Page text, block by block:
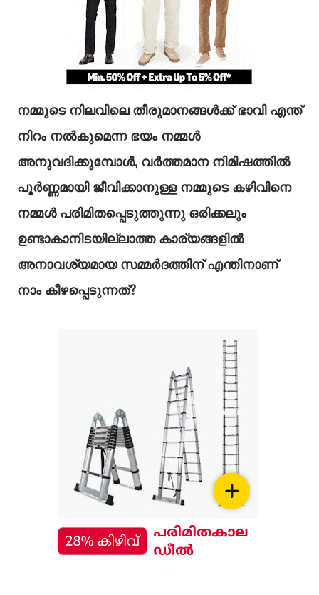
നമ്മുടെ നിലവിലെ തീരുമാനങ്ങൾക്ക് ഭാവി എന്ത്
നിറം നൽകുമെന്ന ഭയം നമ്മൾ
അനുവദിക്കുമ്പോൾ, വർത്തമാന നിമിഷത്തിൽ
പൂർണ്ണമായി ജീവിക്കാനുള്ള നമ്മുടെ കഴിവിനെ
നമ്മൾ പരിമിതപ്പെടുത്തുന്നു ഒരിക്കലും
ഉണ്ടാകാനിടയില്ലാത്ത കാര്യങ്ങളിൽ
അനാവശ്യമായ സമ്മർദത്തിന് എന്തിനാണ്
നാം കീഴപ്പെടുന്നത്?